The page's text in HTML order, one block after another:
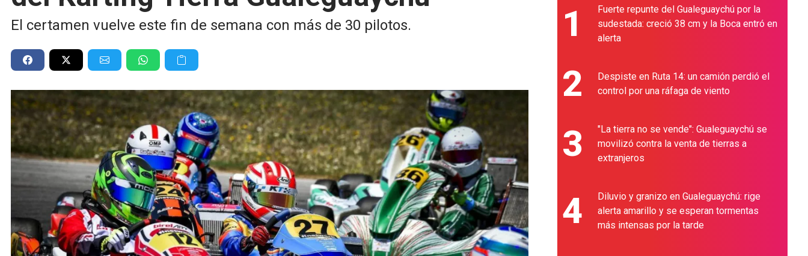
El certamen vuelve este fin de semana con más de 30 pilotos. 1
Fuerte repunte del Gualeguaychú por la
sudestada: creció 38 cm y la Boca entró en
alerta
2
Despiste en Ruta 14: un camión perdió el
control por una ráfaga de viento
3
"La tierra no se vende": Gualeguaychú se
movilizó contra la venta de tierras a
extranjeros
4
Diluvio y granizo en Gualeguaychú: rige
alerta amarillo y se esperan tormentas
más intensas por la tarde